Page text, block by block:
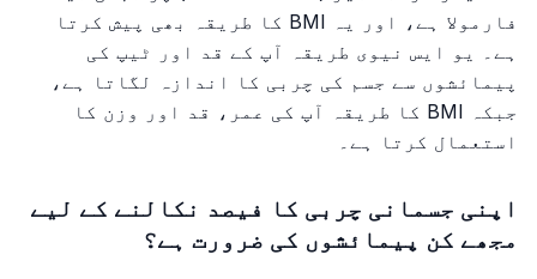
فارمولا ہے، اور یہ BMI کا طریقہ بھی پیش کرتا
ہے۔ یو ایس نیوی طریقہ آپ کے قد اور ٹیپ کی
پیمائشوں سے جسم کی چربی کا اندازہ لگاتا ہے،
جبکہ BMI کا طریقہ آپ کی عمر، قد اور وزن کا
استعمال کرتا ہے۔
اپنی جسمانی چربی کا فیصد نکالنے کے لیے
مجھے کن پیمائشوں کی ضرورت ہے؟